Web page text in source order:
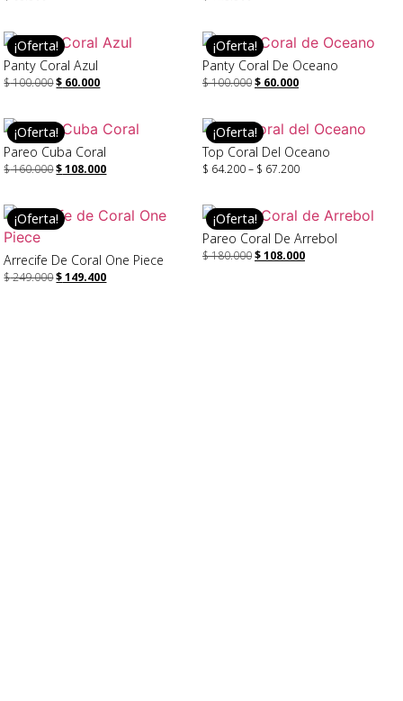
¡Oferta!
Panty Coral Azul
$100.000$ 60.000
¡Oferta!
Panty Coral De Oceano
$100.000$ 60.000
¡Oferta!
Pareo Cuba Coral
$160.000$108.000
¡Oferta!
Top Coral Del Oceano
$ 64.200– $ 67.200
¡Oferta!
Arrecife De Coral One Piece
$249.000$149.400
¡Oferta!
Pareo Coral De Arrebol
$180.000$108.000